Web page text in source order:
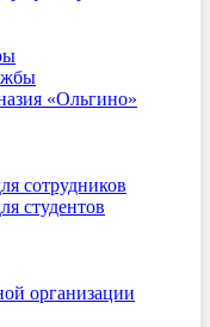
«Ольгино»
сотрудников
студентов
организации